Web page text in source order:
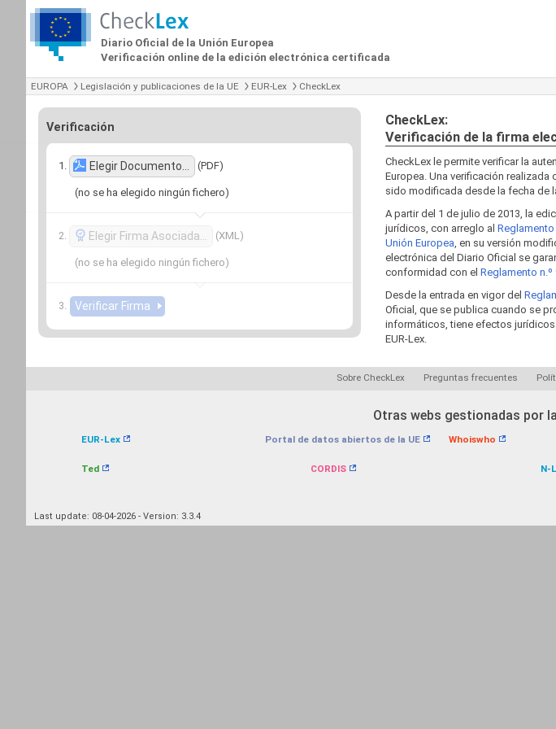
Diario Oficial de la Unión Europea
Verificación online de la edición electrónica certificada
EUROPA Legislación y publicaciones de la UE EUR-Lex CheckLex
Verificación
Elegir Documento… (PDF)
(no se ha elegido ningún fichero)
Elegir Firma Asociada… (XML)
(no se ha elegido ningún fichero)
CheckLex:
Verificación de la firma
CheckLex le permite verificar la
Europea. Una verificación realizada
sido modificada desde la fecha de
A partir del 1 de julio de 2013, la
jurídicos, con arreglo al
Unión Europea, en su versión
electrónica del Diario Oficial se
conformidad con el Reglamento n.º
Desde la entrada en vigor del
Oficial, que se publica cuando se
informáticos, tiene efectos
EUR-Lex.
Sobre CheckLex Preguntas frecuentes
Otras webs gestionadas por
EUR-Lex Portal de datos abiertos de la UE Whoiswho
Ted CORDIS N-
Last update: 08-04-2026 - Version: 3.3.4